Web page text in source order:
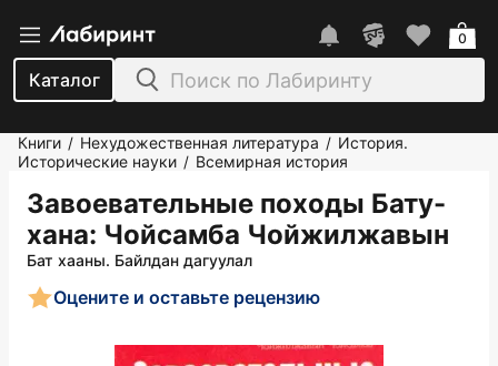
Каталог
0
Книги / Нехудожественная литература / История.
Исторические науки / Всемирная история
Завоевательные походы Бату-
хана: Чойсамба Чойжилжавын
Бат хааны. Байлдан дагуулал
Оцените и оставьте рецензию